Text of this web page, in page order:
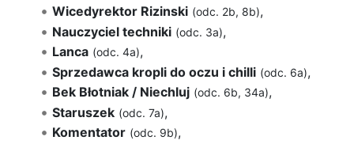
Wicedyrektor Rizinski (odc. 2b, 8b),
Nauczyciel techniki (odc. 3a),
Lanca (odc. 4a),
Sprzedawca kropli do oczu i chilli (odc. 6a),
Bek Błotniak / Niechluj (odc. 6b, 34a),
Staruszek (odc. 7a),
Komentator (odc. 9b),